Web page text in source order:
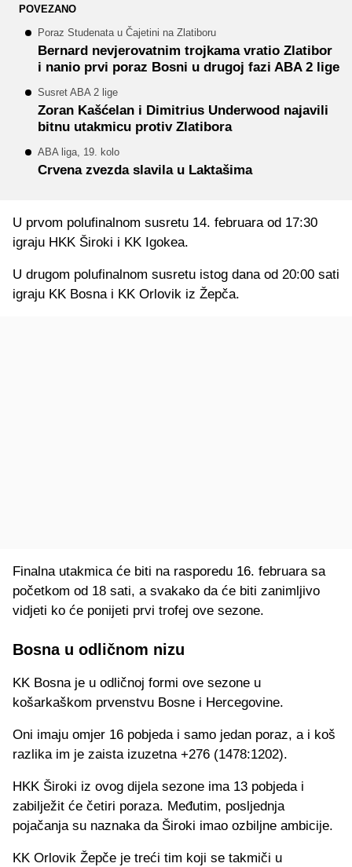
POVEZANO
Poraz Studenata u Čajetini na Zlatiboru
Bernard nevjerovatnim trojkama vratio Zlatibor
i nanio prvi poraz Bosni u drugoj fazi ABA 2 lige
Susret ABA 2 lige
Zoran Kašćelan i Dimitrius Underwood najavili
bitnu utakmicu protiv Zlatibora
ABA liga, 19. kolo
Crvena zvezda slavila u Laktašima
U prvom polufinalnom susretu 14. februara od 17:30
igraju HKK Široki i KK Igokea.
U drugom polufinalnom susretu istog dana od 20:00 sati
igraju KK Bosna i KK Orlovik iz Žepča.
Finalna utakmica će biti na rasporedu 16. februara sa
početkom od 18 sati, a svakako da će biti zanimljivo
vidjeti ko će ponijeti prvi trofej ove sezone.
Bosna u odličnom nizu
KK Bosna je u odličnoj formi ove sezone u
košarkaškom prvenstvu Bosne i Hercegovine.
Oni imaju omjer 16 pobjeda i samo jedan poraz, a i koš
razlika im je zaista izuzetna +276 (1478:1202).
HKK Široki iz ovog dijela sezone ima 13 pobjeda i
zabilježit će četiri poraza. Međutim, posljednja
pojačanja su naznaka da Široki imao ozbiljne ambicije.
KK Orlovik Žepče je treći tim koji se takmiči u